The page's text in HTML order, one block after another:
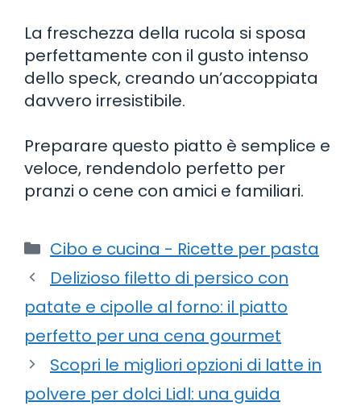
La freschezza della rucola si sposa
perfettamente con il gusto intenso
dello speck, creando un’accoppiata
davvero irresistibile.
Preparare questo piatto è semplice e
veloce, rendendolo perfetto per
pranzi o cene con amici e familiari.
Categorie
Cibo e cucina - Ricette per pasta
Delizioso filetto di persico con
patate e cipolle al forno: il piatto
perfetto per una cena gourmet
Scopri le migliori opzioni di latte in
polvere per dolci Lidl: una guida